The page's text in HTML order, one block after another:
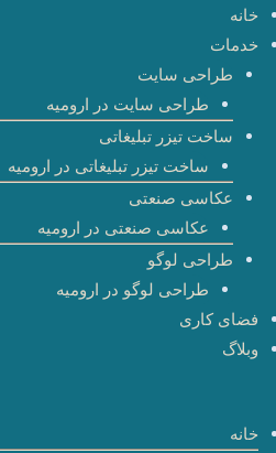
خانه
خدمات
طراحی سایت
طراحی سایت در ارومیه
ساخت تیزر تبلیغاتی
ساخت تیزر تبلیغاتی در ارومیه
عکاسی صنعتی
عکاسی صنعتی در ارومیه
طراحی لوگو
طراحی لوگو در ارومیه
فضای کاری
وبلاگ
خانه